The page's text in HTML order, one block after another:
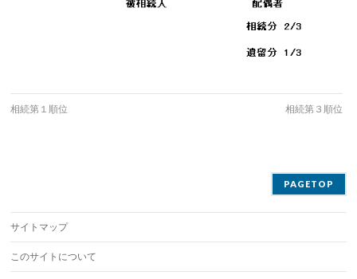
相続第１順位 相続第３順位
PAGETOP
サイトマップ
このサイトについて